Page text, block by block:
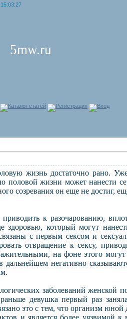
5mw.ru
Каталог статей Регистрация Вход
жизнь достаточно рано.
половой жизни может нанести
созревания он еще не достиг,
к разочарованию,
здоровью, который могут
с первым сексом и
отвращение к сексу,
на фоне этого
негативно
заболеваний женской
девушка первый раз
это с тем, что организм юной
и является более уязвимой к